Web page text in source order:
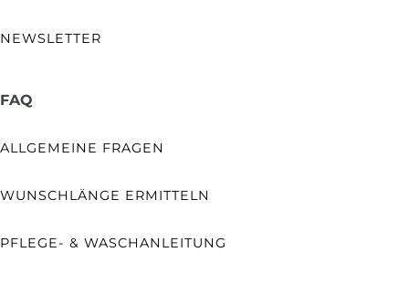
NEWSLETTER
FAQ
ALLGEMEINE FRAGEN
WUNSCHLÄNGE ERMITTELN
PFLEGE- & WASCHANLEITUNG